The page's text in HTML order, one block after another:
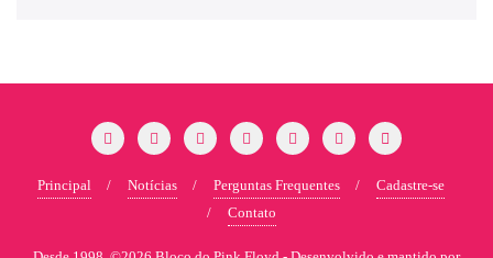
Principal Notícias Perguntas Frequentes
Cadastre-se
Contato